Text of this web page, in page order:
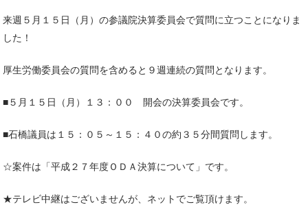
来週５月１５日（月）の参議院決算委員会で質問に立つことになりま
した！
厚生労働委員会の質問を含めると９週連続の質問となります。
■５月１５日（月）１３：００ 開会の決算委員会です。
■石橋議員は１５：０５～１５：４０の約３５分間質問します。
☆案件は「平成２７年度ＯＤＡ決算について」です。
★テレビ中継はございませんが、ネットでご覧頂けます。